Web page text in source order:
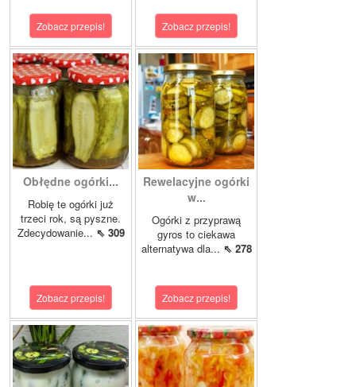
Zobacz przepis! Zobacz przepis!
Obłędne ogórki...
Robię te ogórki już
trzeci rok, są pyszne.
Zdecydowanie... ⇖ 309
Zobacz przepis!
Rewelacyjne ogórki
w...
Ogórki z przyprawą
gyros to ciekawa
alternatywa dla... ⇖ 278
Zobacz przepis!